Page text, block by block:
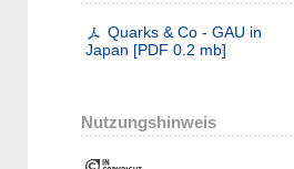
Quarks & Co - GAU in
Japan [PDF 0.2 mb]
Nutzungshinweis